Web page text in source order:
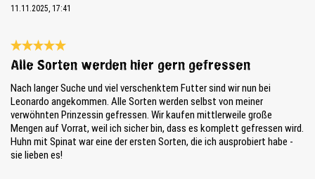
11.11.2025, 17:41
Bewertung mit 5 von 5 Sternen
Alle Sorten werden hier gern gefressen
Nach langer Suche und viel verschenktem Futter sind wir nun bei
Leonardo angekommen. Alle Sorten werden selbst von meiner
verwöhnten Prinzessin gefressen. Wir kaufen mittlerweile große
Mengen auf Vorrat, weil ich sicher bin, dass es komplett gefressen wird.
Huhn mit Spinat war eine der ersten Sorten, die ich ausprobiert habe -
sie lieben es!